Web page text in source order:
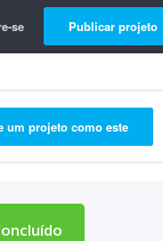
se Publicar projeto
um projeto como este